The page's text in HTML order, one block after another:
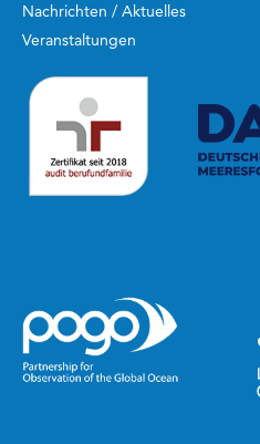
Nachrichten / Aktuelles
Veranstaltungen